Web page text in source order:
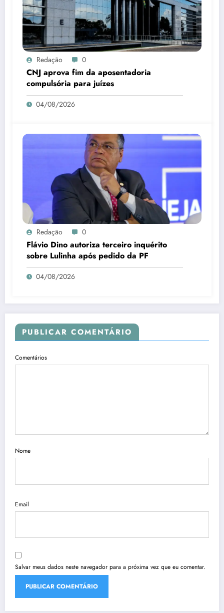
Redação 0
CNJ aprova fim da aposentadoria
compulsória para juízes
04/08/2026
Redação 0
Flávio Dino autoriza terceiro inquérito
sobre Lulinha após pedido da PF
04/08/2026
PUBLICAR COMENTÁRIO
Comentários
Nome
Email
Salvar meus dados neste navegador para a próxima vez que eu comentar.